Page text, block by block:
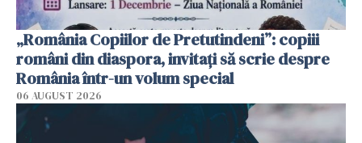
„România Copiilor de Pretutindeni”: copiii
români din diaspora, invitați să scrie despre
România într-un volum special
06 AUGUST 2026